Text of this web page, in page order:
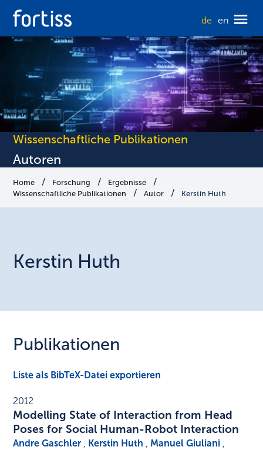
de en
Wissenschaftliche Publikationen
Autoren
Home Forschung
Ergebnisse
Wissenschaftliche Publikationen
Autor Kerstin Huth
Kerstin Huth
Publikationen
Liste als BibTeX-Datei exportieren
2012
Modelling State of Interaction from Head
Poses for Social Human-Robot Interaction
Andre Gaschler , Kerstin Huth , Manuel Giuliani ,